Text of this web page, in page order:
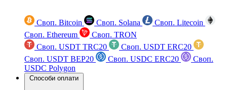
Своп. Bitcoin Своп. Solana
Своп. Litecoin
Своп. Ethereum
Своп. TRON
Своп. USDT TRC20
Своп. USDT ERC20
Своп. USDT BEP20
Своп. USDC ERC20
Своп.
USDC Polygon
Способи оплати